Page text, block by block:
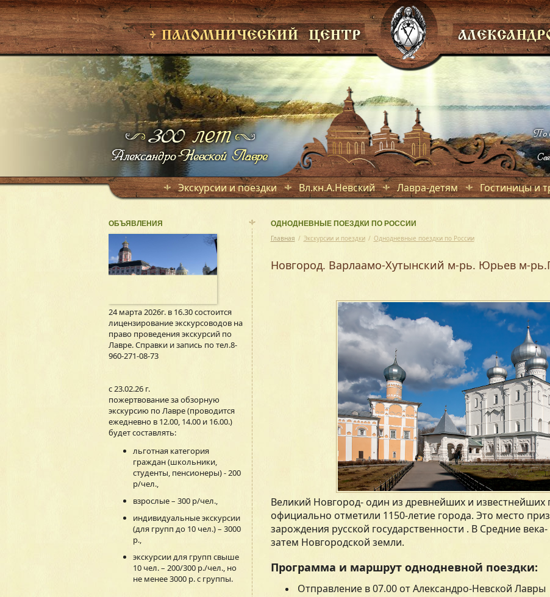
Экскурсии и поездки Вл.кн.А.Невский Лавра-детям Гостиницы и
ОБЪЯВЛЕНИЯ
24 марта 2026г. в 16.30 состоится
лицензирование экскурсоводов на
право проведения экскурсий по
Лавре. Справки и запись по тел.8-
960-271-08-73
с 23.02.26 г.
пожертвование за обзорную
экскурсию по Лавре (проводится
ежедневно в 12.00, 14.00 и 16.00.)
будет составлять:
льготная категория
граждан (школьники,
студенты, пенсионеры) - 200
р/чел.,
взрослые – 300 р/чел.,
индивидуальные экскурсии
(для групп до 10 чел.) – 3000
р.,
экскурсии для групп свыше
10 чел. – 200/300 р./чел., но
не менее 3000 р. с группы.
ОДНОДНЕВНЫЕ ПОЕЗДКИ ПО РОССИИ
Главная / Экскурсии и поездки / Однодневные поездки по России
Новгород. Варлаамо-Хутынский м-рь. Юрьев м-
Великий Новгород- один из древнейших и известнейших
официально отметили 1150-летие города. Это место
зарождения русской государственности . В Средние
затем Новгородской земли.
Программа и маршрут однодневной поездки:
Отправление в 07.00 от Александро-Невской Лавры